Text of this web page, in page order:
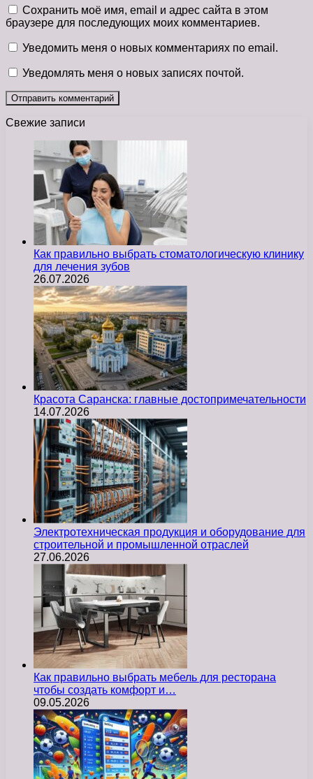
Сохранить моё имя, email и адрес сайта в этом
браузере для последующих моих комментариев.
Уведомить меня о новых комментариях по email.
Уведомлять меня о новых записях почтой.
Свежие записи
Как правильно выбрать стоматологическую клинику
для лечения зубов
26.07.2026
Красота Саранска: главные достопримечательности
14.07.2026
Электротехническая продукция и оборудование для
строительной и промышленной отраслей
27.06.2026
Как правильно выбрать мебель для ресторана
чтобы создать комфорт и…
09.05.2026